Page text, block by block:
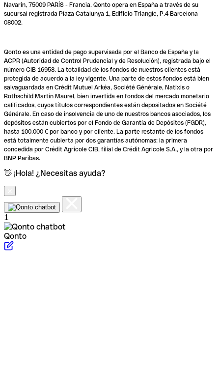
Navarin, 75009 PARÍS - Francia. Qonto opera en España a través de su
sucursal registrada Plaza Catalunya 1, Edificio Triangle, P.4 Barcelona
08002.
Qonto es una entidad de pago supervisada por el Banco de España y la
ACPR (Autoridad de Control Prudencial y de Resolución), registrada bajo el
número CIB 16958. La totalidad de los fondos de nuestros clientes está
protegida de acuerdo a la ley vigente. Una parte de estos fondos está bien
salvaguardada en Crédit Mutuel Arkéa, Société Générale, Natixis o
Rothschild Martin Maurel, bien invertida en fondos del mercado monetario
calificados, cuyos títulos correspondientes están depositados en Société
Générale. En caso de insolvencia de uno de nuestros bancos asociados, los
depósitos están cubiertos por el Fondo de Garantía de Depósitos (FGDR),
hasta 100.000 € por banco y por cliente. La parte restante de los fondos
está totalmente cubierta por dos garantías autónomas: la primera
concedida por Crédit Agricole CIB, filial de Crédit Agricole S.A., y la otra por
BNP Paribas.
👋 ¡Hola! ¿Necesitas ayuda?
1
Qonto